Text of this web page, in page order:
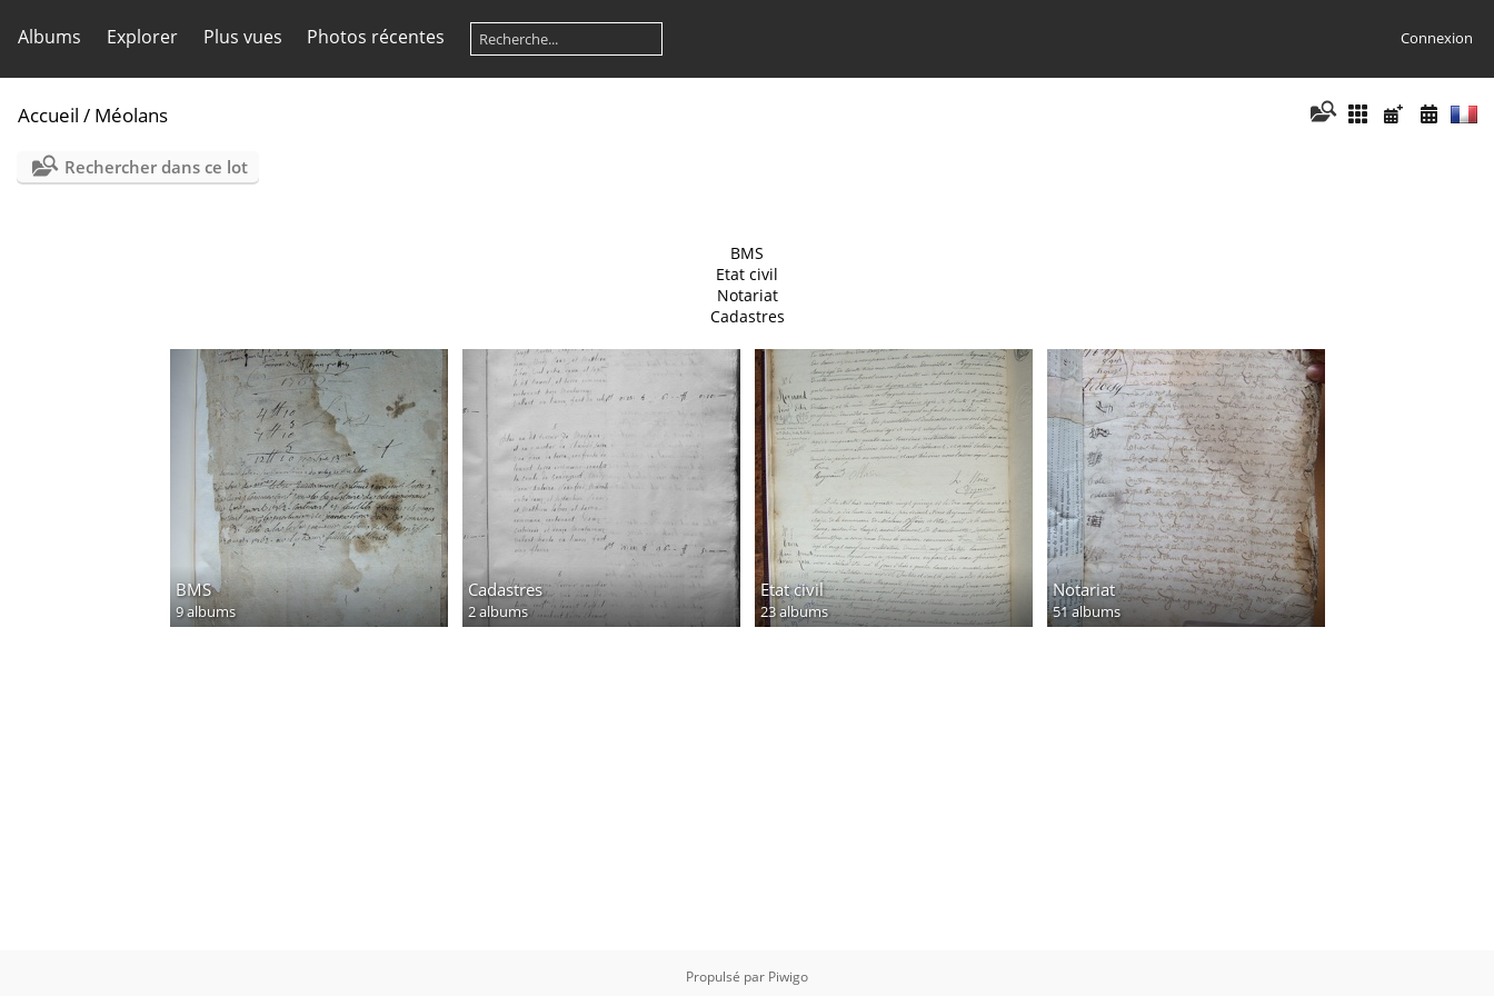
Albums Explorer Plus vues Photos récentes Connexion
Accueil / Méolans
Rechercher dans ce lot
BMS
Etat civil
Notariat
Cadastres
BMS
9 albums
Cadastres
2 albums
Etat civil
23 albums
Notariat
51 albums
Propulsé par Piwigo